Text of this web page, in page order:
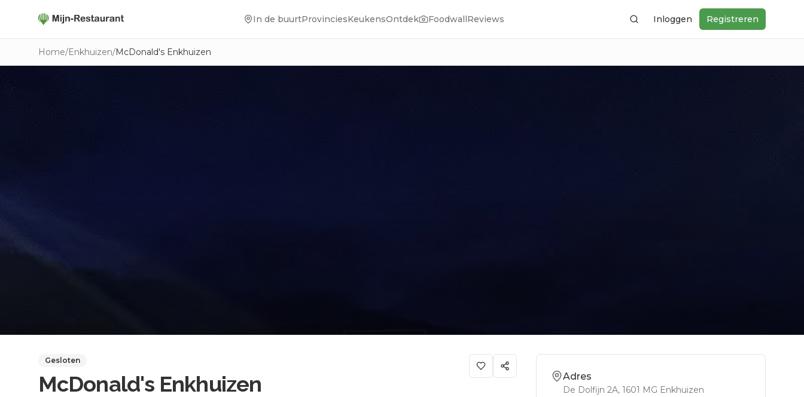
In de buurtProvinciesKeukensOntdek FoodwallReviews ZoekenInloggen Registreren
Home/Enkhuizen/McDonald's Enkhuizen
Gesloten
McDonald's Enkhuizen Adres
De Dolfijn 2A, 1601 MG Enkhuizen